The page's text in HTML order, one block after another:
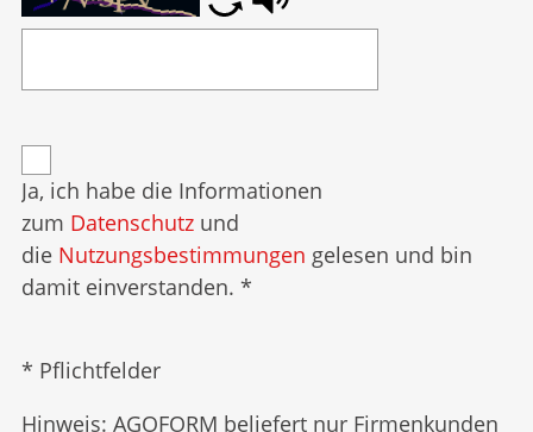
Ja, ich habe die Informationen
zum Datenschutzund
die Nutzungsbestimmungen gelesen und bin
damit einverstanden. *
* Pflichtfelder
Hinweis: AGOFORM beliefert nur Firmenkunden